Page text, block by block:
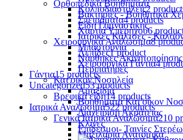
Ορθοπεδικά Βοηθήματα
Βακτηρίες - Βοηθητικά
Είδη Γυμναστικής
Ιατρικές Κάλτσες -
Μπαστούνια
Νάρθηκες Ακινητοποίησης
Περιπατήρες
Κατ'οίκον Νοσηλεία
Αμαξίδια
Βοηθήματα Κατ'οίκον
Διαχείριση Ακράτειας
Κλίνες
Μαξιλάρια Ανατομικά
Κολποδιαστολείς2
Σπειράματα4 products
Χαρτιά Υπερήχου6
Χειρουργικά Αναλώσιμα8
Λεπίδες1 product
Χειρουργικά Γάντια4
Γάντια15 products
Uncategorized53 products
Βρεφικά είδη14 products
Ιατρικά Αναλώσιμα522 products
Γενικά Ιατρικά Αναλώσιμα210
Επίδεσμοι- Ταινίες